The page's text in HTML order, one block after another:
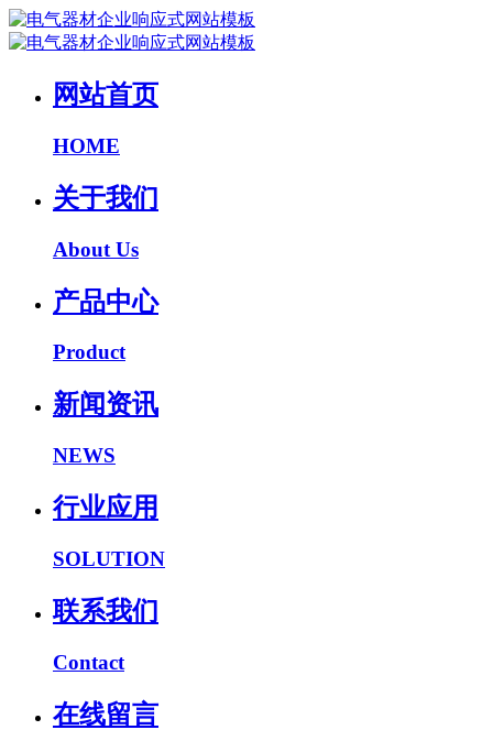
网站首页
HOME
关于我们
About Us
产品中心
Product
新闻资讯
NEWS
行业应用
SOLUTION
联系我们
Contact
在线留言